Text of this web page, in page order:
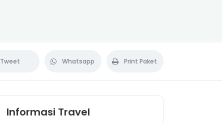
Tweet Whatsapp Print Paket
Informasi Travel